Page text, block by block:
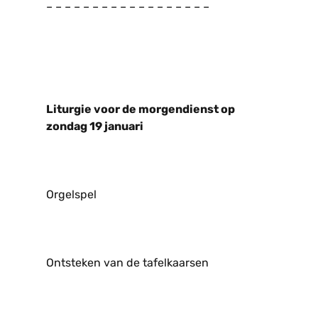
– – – – – – – – – – – – – – – – – –
Liturgie voor de morgendienst op
zondag 19 januari
Orgelspel
Ontsteken van de tafelkaarsen